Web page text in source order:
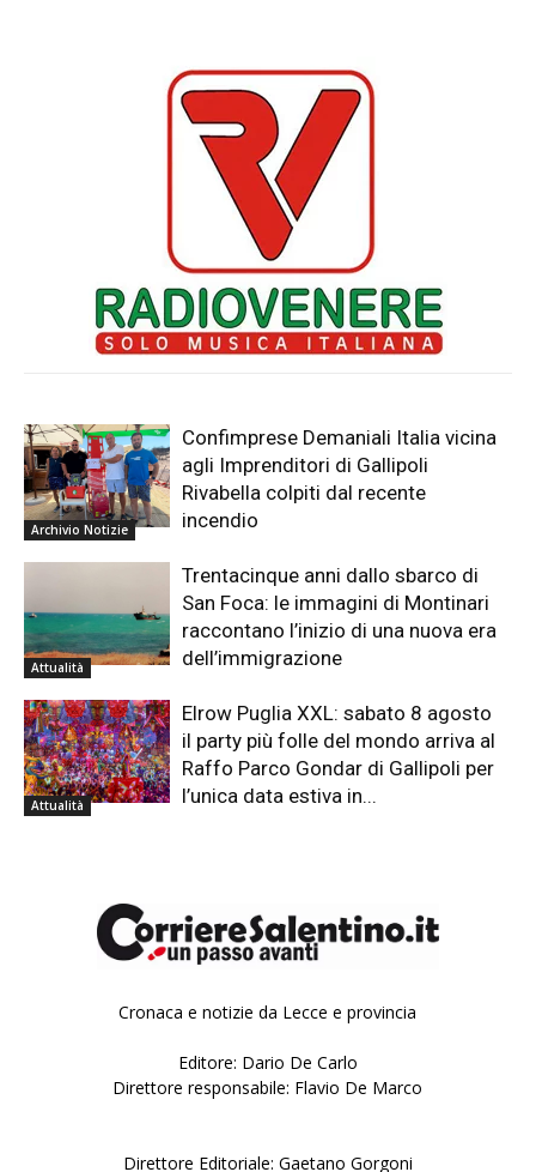
Archivio Notizie
Confimprese Demaniali Italia vicina
agli Imprenditori di Gallipoli
Rivabella colpiti dal recente
incendio
Attualità
Trentacinque anni dallo sbarco di
San Foca: le immagini di Montinari
raccontano l’inizio di una nuova era
dell’immigrazione
Attualità
Elrow Puglia XXL: sabato 8 agosto
il party più folle del mondo arriva al
Raffo Parco Gondar di Gallipoli per
l’unica data estiva in...
Cronaca e notizie da Lecce e provincia
Editore: Dario De Carlo
Direttore responsabile: Flavio De Marco
Direttore Editoriale: Gaetano Gorgoni